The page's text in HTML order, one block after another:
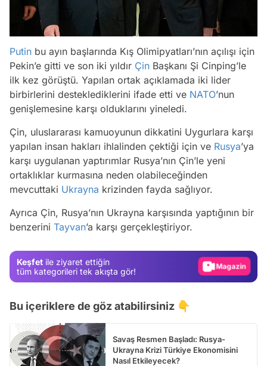
Putin bu ayın başlarında Kış Olimipyatları’nın açılışı için
Pekin’e gitti ve son iki yıldır Çin Başkanı Şi Cinping’le
ilk kez görüştü. Yapılan ortak açıklamada iki lider
birbirlerini desteklediklerini ifade etti ve NATO’nun
genişlemesine karşı olduklarını yineledi.
Çin, uluslararası kamuoyunun dikkatini Uygurlara karşı
yapılan insan hakları ihlalinden çektiği için ve Rusya’ya
karşı uygulanan yaptırımlar Rusya’nın Çin’le yeni
ortaklıklar kurmasına neden olabileceğinden
mevcuttaki Ukrayna krizinden fayda sağlıyor.
Ayrıca Çin, Rusya’nın Ukrayna karşısında yaptığının bir
benzerini Tayvan’a karşı gerçekleştiriyor.
Keşfet ile ziyaret ettiğin
tüm kategorileri tek akışta gör!
Test
Video
Bu içeriklere de göz atabilirsiniz 👇
Savaş Resmen Başladı: Rusya-
Ukrayna Krizi Türkiye Ekonomisini
Nasıl Etkileyecek?